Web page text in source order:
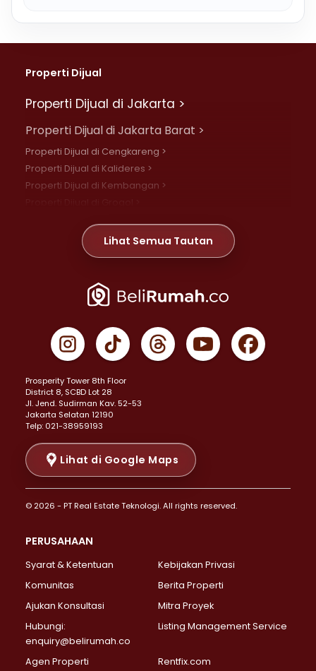
Properti Dijual
Properti Dijual di Jakarta >
Properti Dijual di Jakarta Barat >
Properti Dijual di Cengkareng >
Properti Dijual di Kalideres >
Properti Dijual di Kembangan >
Properti Dijual di Meruya >
Properti Dijual di Jelambar >
Properti Dijual di Jakarta Pusat >
Properti Dijual di Gambir >
Properti Dijual di Johar Baru >
Properti Dijual di Menteng >
Properti Dijual di Senen >
Properti Dijual di Tanah Abang >
Properti Dijual di Cikini >
Properti Dijual di Kramat >
Properti Dijual di Pasar Baru >
Properti Dijual di Bendungan Hilir >
Properti Dijual di Jakarta Selatan >
Properti Dijual di Lebak Bulus >
Properti Dijual di Gandaria Selatan >
Properti Dijual di Pondok Labu >
Properti Dijual di Lenteng Agung >
Properti Dijual di Senayan >
Properti Dijual di Pondok Pinang >
Lihat Semua Tautan
Prosperity Tower 8th Floor
District 8, SCBD Lot 28
JI. Jend. Sudirman Kav. 52-53
Jakarta Selatan 12190
Telp: 021-38959193
Lihat di Google Maps
© 2026 - PT Real Estate Teknologi. All rights reserved.
PERUSAHAAN
Syarat & Ketentuan
Kebijakan Privasi
Komunitas
Berita Properti
Ajukan Konsultasi
Mitra Proyek
Hubungi:
enquiry@belirumah.co
Listing Management Service
Agen Properti Rentfix.com